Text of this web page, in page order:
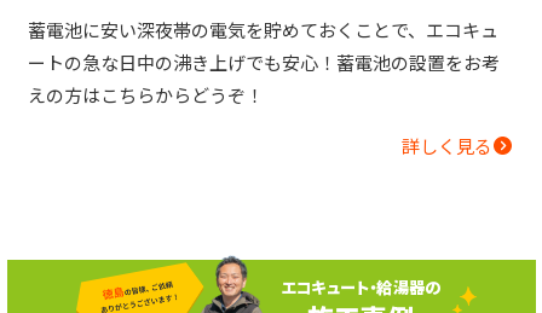
蓄電池に安い深夜帯の電気を貯めておくことで、エコキュ
ートの急な日中の沸き上げでも安心！蓄電池の設置をお考
えの方はこちらからどうぞ！
詳しく見る
エコキュート・給湯器の